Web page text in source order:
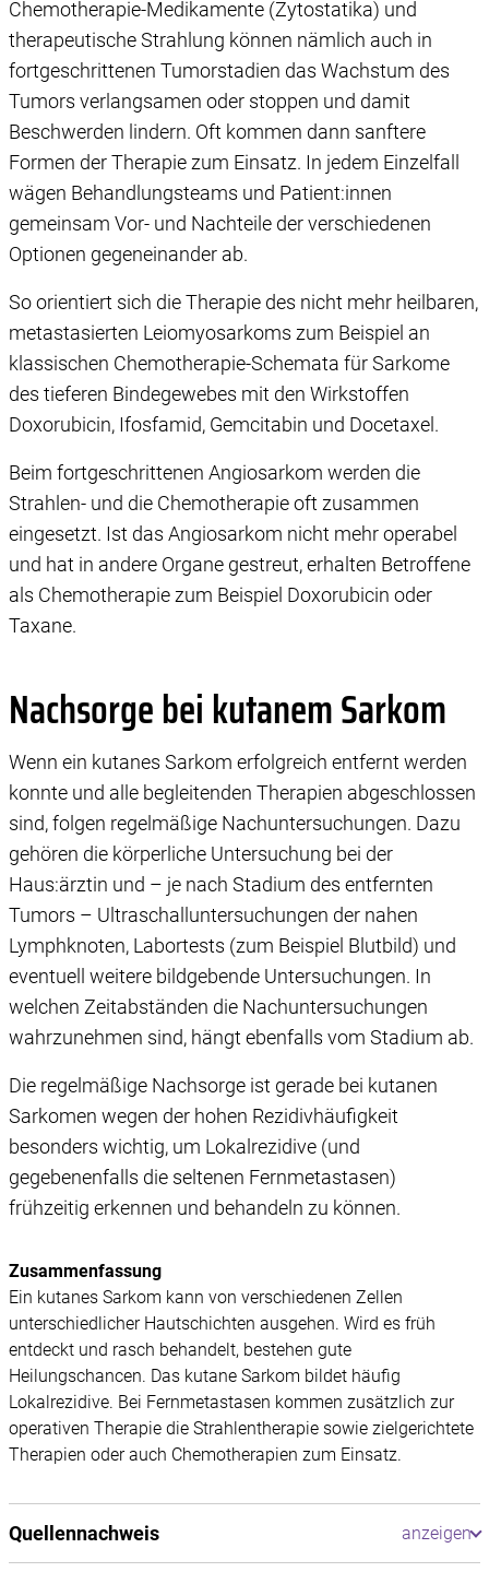
Chemotherapie-Medikamente (Zytostatika) und
therapeutische Strahlung können nämlich auch in
fortgeschrittenen Tumorstadien das Wachstum des
Tumors verlangsamen oder stoppen und damit
Beschwerden lindern. Oft kommen dann sanftere
Formen der Therapie zum Einsatz. In jedem Einzelfall
wägen Behandlungsteams und Patient:innen
gemeinsam Vor- und Nachteile der verschiedenen
Optionen gegeneinander ab.
So orientiert sich die Therapie des nicht mehr heilbaren,
metastasierten Leiomyosarkoms zum Beispiel an
klassischen Chemotherapie-Schemata für Sarkome
des tieferen Bindegewebes mit den Wirkstoffen
Doxorubicin, Ifosfamid, Gemcitabin und Docetaxel.
Beim fortgeschrittenen Angiosarkom werden die
Strahlen- und die Chemotherapie oft zusammen
eingesetzt. Ist das Angiosarkom nicht mehr operabel
und hat in andere Organe gestreut, erhalten Betroffene
als Chemotherapie zum Beispiel Doxorubicin oder
Taxane.
Nachsorge bei kutanem Sarkom
Wenn ein kutanes Sarkom erfolgreich entfernt werden
konnte und alle begleitenden Therapien abgeschlossen
sind, folgen regelmäßige Nachuntersuchungen. Dazu
gehören die körperliche Untersuchung bei der
Haus:ärztin und – je nach Stadium des entfernten
Tumors – Ultraschalluntersuchungen der nahen
Lymphknoten, Labortests (zum Beispiel Blutbild) und
eventuell weitere bildgebende Untersuchungen. In
welchen Zeitabständen die Nachuntersuchungen
wahrzunehmen sind, hängt ebenfalls vom Stadium ab.
Die regelmäßige Nachsorge ist gerade bei kutanen
Sarkomen wegen der hohen Rezidivhäufigkeit
besonders wichtig, um Lokalrezidive (und
gegebenenfalls die seltenen Fernmetastasen)
frühzeitig erkennen und behandeln zu können.
Zusammenfassung
Ein kutanes Sarkom kann von verschiedenen Zellen
unterschiedlicher Hautschichten ausgehen. Wird es früh
entdeckt und rasch behandelt, bestehen gute
Heilungschancen. Das kutane Sarkom bildet häufig
Lokalrezidive. Bei Fernmetastasen kommen zusätzlich zur
operativen Therapie die Strahlentherapie sowie zielgerichtete
Therapien oder auch Chemotherapien zum Einsatz.
Quellennachweis